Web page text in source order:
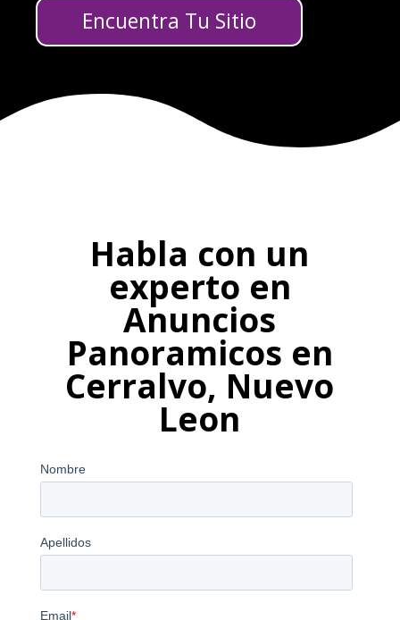
Encuentra Tu Sitio
Habla con un
experto en
Anuncios
Panoramicos en
Cerralvo, Nuevo
Leon